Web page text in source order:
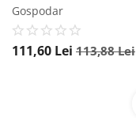
Gospodar
111,60 Lei 113,88Lei